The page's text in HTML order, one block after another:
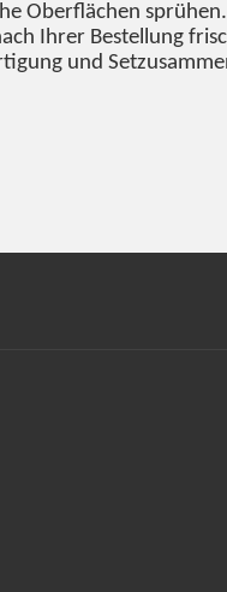
Oberflächen sprühen.
Ihrer Bestellung
und